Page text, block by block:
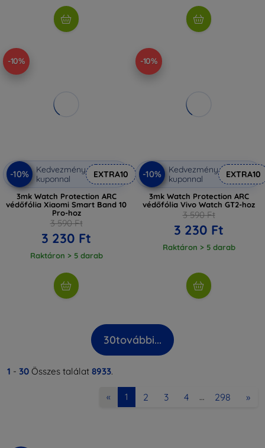
-10%
-10%
Kedvezmény
kuponnal
EXTRA10
3mk Watch Protection ARC
védőfólia Xiaomi Smart Band 10
Pro-hoz
3 590 Ft
3 230 Ft
Raktáron > 5 darab
-10%
-10%
Kedvezmény
kuponnal
EXTRA10
3mk Watch Protection ARC
védőfólia Vivo Watch GT2-hoz
3 590 Ft
3 230 Ft
Raktáron > 5 darab
30további...
1 - 30 Összes találat 8933.
« 1 2 3 4 … 298 »